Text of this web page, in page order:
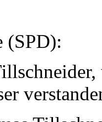
(SPD):